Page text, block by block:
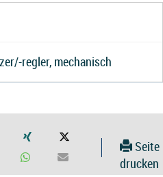
regler, mechanisch
Seite
drucken